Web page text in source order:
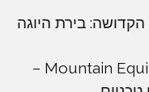
הקדושה: בירת היוגה
מבחן שטח: Mountain Equipment Comici –